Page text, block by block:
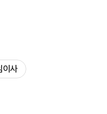
이사